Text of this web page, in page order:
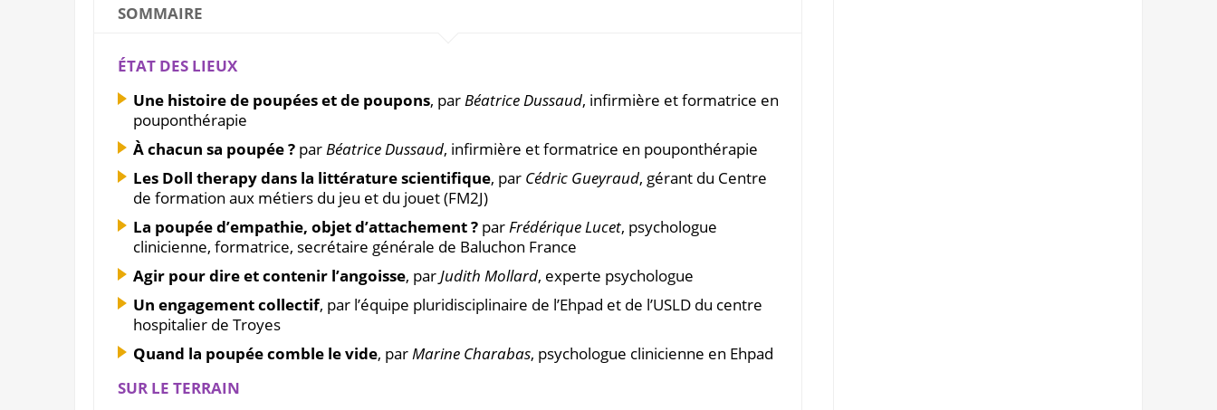
SOMMAIRE
ÉTAT DES LIEUX
Une histoire de poupées et de poupons, parBéatrice Dussaud, infirmière et formatrice en
pouponthérapie
À chacun sa poupée ?parBéatrice Dussaud, infirmière et formatrice en pouponthérapie
Les Doll therapy dans la littérature scientifique, par Cédric Gueyraud, gérant du Centre
de formation aux métiers du jeu et du jouet (FM2J)
La poupée d’empathie, objet d’attachement ?parFrédérique Lucet, psychologue
clinicienne, formatrice, secrétaire générale de Baluchon France
Agir pour dire et contenir l’angoisse, parJudith Mollard, experte psychologue
Un engagement collectif, par l’équipe pluridisciplinaire de l’Ehpad et de l’USLD du centre
hospitalier de Troyes
Quand la poupée comble le vide, parMarine Charabas, psychologue clinicienne en Ehpad
SUR LE TERRAIN